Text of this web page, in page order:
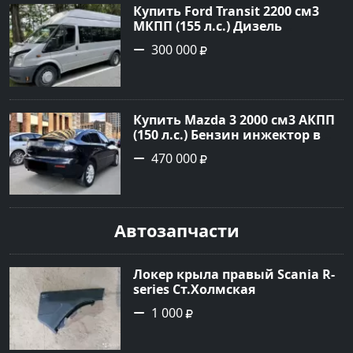
Купить Ford Transit 2200 см3
МКПП (155 л.с.) Дизель
турбонаддув в Тбилисская :
цвет Серебряный Фургон 2014
Авторынок23
300 000
Купить Mazda 3 2000 см3 АКПП
(150 л.с.) Бензин инжектор в
Геленджик : цвет Чёрный
Седан 2008 года по цене 470000
470 000
Автозапчасти
Локер крыла правый Scania R-
series Ст.Холмская
1 000